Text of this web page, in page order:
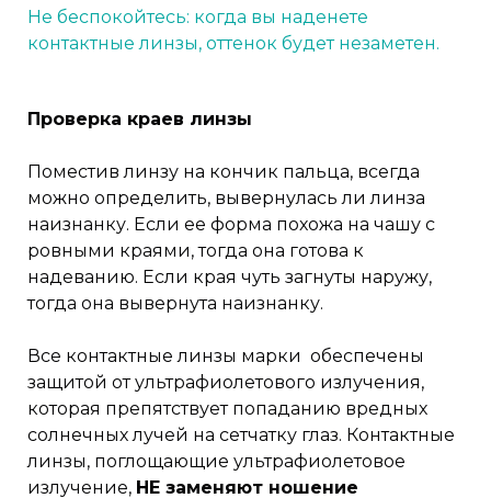
Не беспокойтесь: когда вы наденете
контактные линзы, оттенок будет незаметен.
Проверка краев линзы
Поместив линзу на кончик пальца, всегда
можно определить, вывернулась ли линза
наизнанку. Если ее форма похожа на чашу с
ровными краями, тогда она готова к
надеванию. Если края чуть загнуты наружу,
тогда она вывернута наизнанку.
Все контактные линзы марки обеспечены
защитой от ультрафиолетового излучения,
которая препятствует попаданию вредных
солнечных лучей на сетчатку глаз. Контактные
линзы, поглощающие ультрафиолетовое
излучение, НЕ заменяют ношение